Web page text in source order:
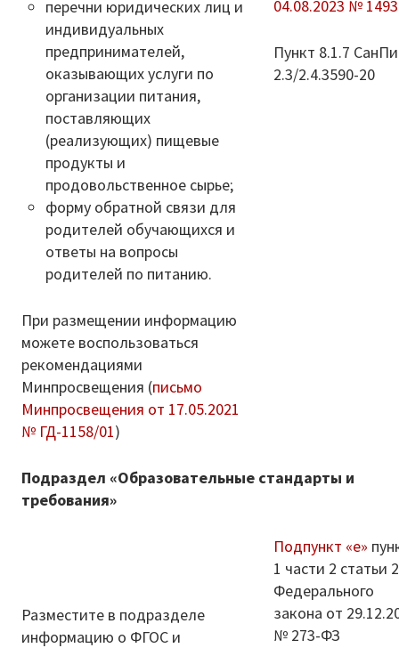
перечни юридических лиц и
индивидуальных
предпринимателей,
оказывающих услуги по
организации питания,
поставляющих
(реализующих) пищевые
продукты и
продовольственное сырье;
форму обратной связи для
родителей обучающихся и
ответы на вопросы
родителей по питанию.
При размещении информацию
можете воспользоваться
рекомендациями
Минпросвещения (письмо
Минпросвещения от 17.05.2021
№ ГД-1158/01)
04.08.2023 № 1493
Пункт 8.1.7
2.3/2.4.3590-20
Подраздел «Образовательные стандарты и
требования»
Разместите в подразделе
информацию о ФГОС и
Подпункт «е»
1 части 2 статьи
Федерального
закона от
№ 273-ФЗ